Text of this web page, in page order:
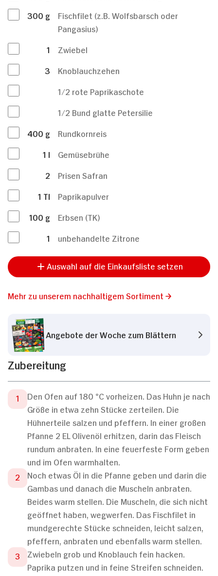
300 g
Fischfilet (z.B. Wolfsbarsch oder
Pangasius)
1
Zwiebel
3
Knoblauchzehen
1/2 rote Paprikaschote
1/2 Bund glatte Petersilie
400 g
Rundkornreis
1 l
Gemüsebrühe
2
Prisen Safran
1 Tl
Paprikapulver
100 g
Erbsen (TK)
1
unbehandelte Zitrone
Auswahl auf die Einkaufsliste setzen
Mehr zu unserem nachhaltigem Sortiment
Angebote der Woche zum Blättern
Zubereitung
Den Ofen auf 180 °C vorheizen. Das Huhn je nach
Größe in etwa zehn Stücke zerteilen. Die
Hühnerteile salzen und pfeffern. In einer großen
Pfanne 2 EL Olivenöl erhitzen, darin das Fleisch
rundum anbraten. In eine feuerfeste Form geben
und im Ofen warmhalten.
Noch etwas Öl in die Pfanne geben und darin die
Gambas und danach die Muscheln anbraten.
Beides warm stellen. Die Muscheln, die sich nicht
geöffnet haben, wegwerfen. Das Fischfilet in
mundgerechte Stücke schneiden, leicht salzen,
pfeffern, anbraten und ebenfalls warm stellen.
Zwiebeln grob und Knoblauch fein hacken.
Paprika putzen und in feine Streifen schneiden.